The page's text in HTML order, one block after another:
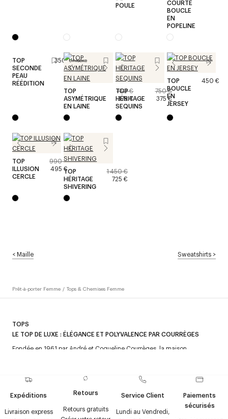
POULE
COURTE
BOUCLE
EN
POPELINE
TOP
SECONDE
PEAU
RÉÉDITION
350 €Unisexe
TOP
ASYMÉTRIQUE
EN LAINE
750 €
375 €
TOP
HÉRITAGE
SEQUINS
750 €
375 €
TOP
BOUCLE
EN
JERSEY
450 €
TOP
ILLUSION
CERCLE
990 €
495 €TOP
HÉRITAGE
SHIVERING
1 450 €
725 €
<Maille Sweatshirts >
Prêt-à-porter Femme / Tops & Chemises Femme
TOPS
LE TOP DE LUXE : ÉLÉGANCE ET POLYVALENCE PAR COURRÈGES
Fondée en 1961 par André et Coqueline Courrèges, la maison
comme le vinyle, Courrèges a marqué l’histoire du design avec des
créations audacieuses et intemporelles. La maison continue de séduire
par son esthétique avant-gardiste et ses pièces emblématiques.
Expéditions
Livraison express
Retours
Retours gratuits
Service Client
Lundi au Vendredi,
Paiements
sécurisés